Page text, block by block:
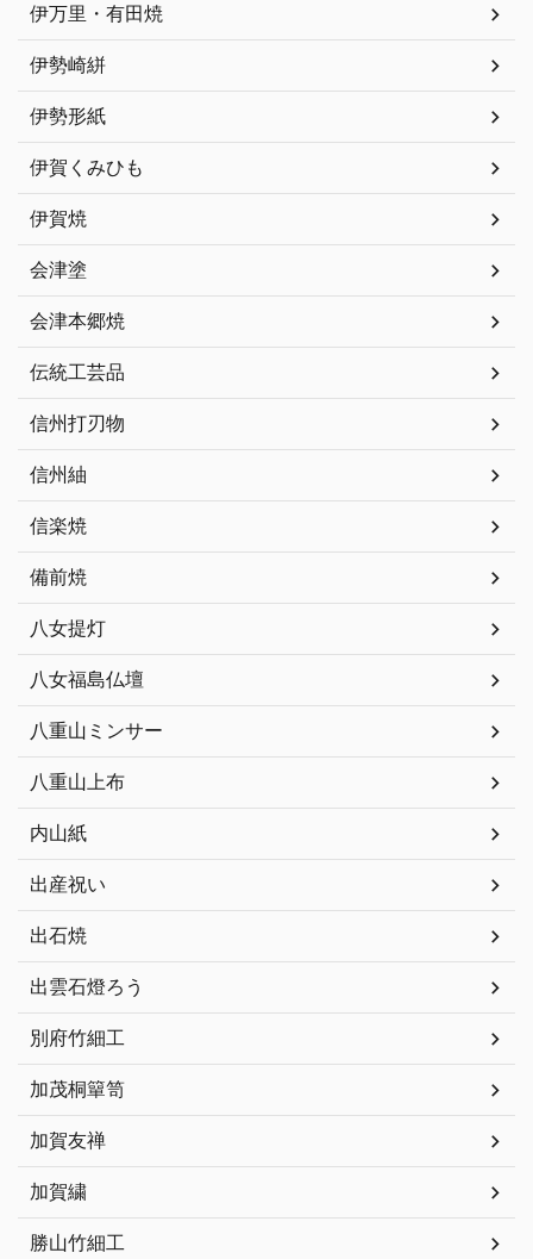
伊万里・有田焼
伊勢崎絣
伊勢形紙
伊賀くみひも
伊賀焼
会津塗
会津本郷焼
伝統工芸品
信州打刃物
信州紬
信楽焼
備前焼
八女提灯
八女福島仏壇
八重山ミンサー
八重山上布
内山紙
出産祝い
出石焼
出雲石燈ろう
別府竹細工
加茂桐簞笥
加賀友禅
加賀繍
勝山竹細工